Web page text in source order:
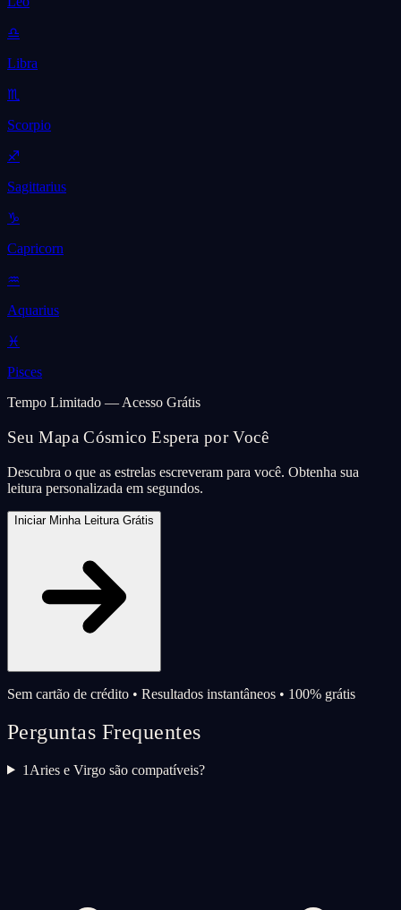
♎
Libra
♏
Scorpio
♐
Sagittarius
♑
Capricorn
♒
Aquarius
♓
Pisces
Tempo Limitado — Acesso Grátis
Seu Mapa Cósmico Espera por Você
Descubra o que as estrelas escreveram para você. Obtenha sua
leitura personalizada em segundos.
Iniciar Minha Leitura Grátis
Sem cartão de crédito • Resultados instantâneos • 100% grátis
Perguntas Frequentes
1 Aries e Virgo são compatíveis?